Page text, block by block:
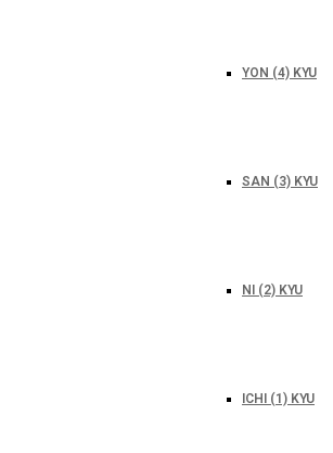
YON (4) KYU
SAN (3) KYU
NI (2) KYU
ICHI (1) KYU